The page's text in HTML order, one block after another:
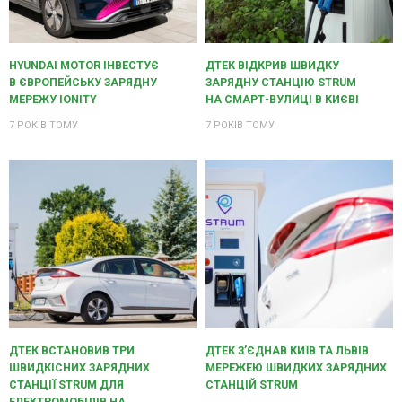
HYUNDAI MOTOR ІНВЕСТУЄ
В ЄВРОПЕЙСЬКУ ЗАРЯДНУ
МЕРЕЖУ IONITY
7 РОКІВ ТОМУ
ДТЕК ВІДКРИВ ШВИДКУ
ЗАРЯДНУ СТАНЦІЮ STRUM
НА СМАРТ-ВУЛИЦІ В КИЄВІ
7 РОКІВ ТОМУ
ДТЕК ВСТАНОВИВ ТРИ
ШВИДКІСНИХ ЗАРЯДНИХ
СТАНЦІЇ STRUM ДЛЯ
ДТЕК З’ЄДНАВ КИЇВ ТА ЛЬВІВ
МЕРЕЖЕЮ ШВИДКИХ ЗАРЯДНИХ
СТАНЦІЙ STRUM